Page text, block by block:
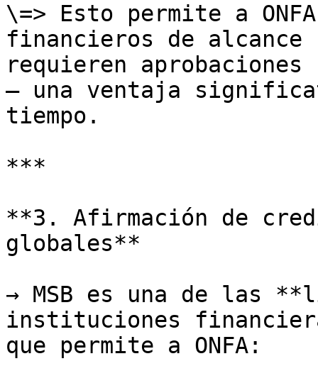
\=> Esto permite a
financieros de
requieren aprobaciones
– una ventaja
tiempo.
***
**3. Afirmación de
globales**
→ MSB es una de las
instituciones
que permite a ONFA: